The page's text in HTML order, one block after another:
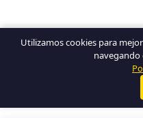
Utilizamos cookies para
navegando